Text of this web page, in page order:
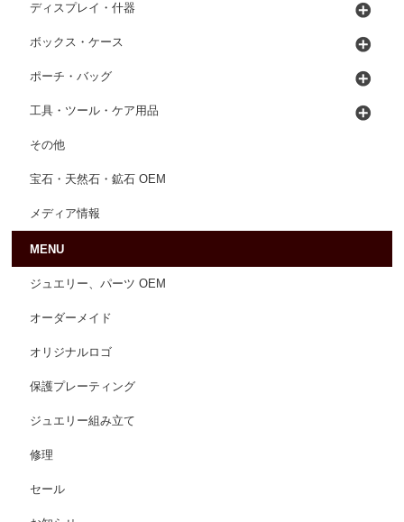
ディスプレイ・什器
ボックス・ケース
ポーチ・バッグ
工具・ツール・ケア用品
その他
宝石・天然石・鉱石 OEM
メディア情報
MENU
ジュエリー、パーツ OEM
オーダーメイド
オリジナルロゴ
保護プレーティング
ジュエリー組み立て
修理
セール